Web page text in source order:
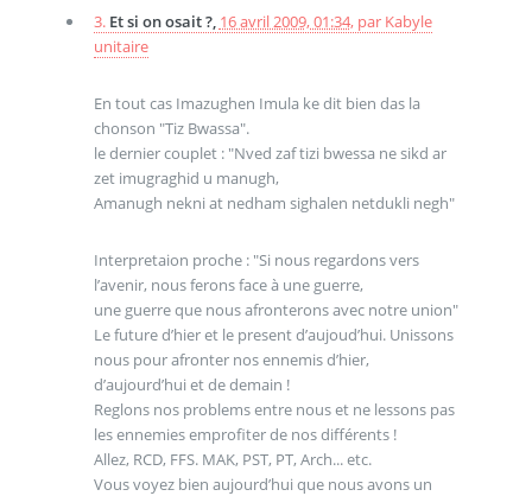
3. Et si on osait ?, 16 avril 2009, 01:34, par Kabyle
unitaire
En tout cas Imazughen Imula ke dit bien das la
chonson "Tiz Bwassa".
le dernier couplet : "Nved zaf tizi bwessa ne sikd ar
zet imugraghid u manugh,
Amanugh nekni at nedham sighalen netdukli negh"
Interpretaion proche : "Si nous regardons vers
l’avenir, nous ferons face à une guerre,
une guerre que nous afronterons avec notre union"
Le future d’hier et le present d’aujoud’hui. Unissons
nous pour afronter nos ennemis d’hier,
d’aujourd’hui et de demain !
Reglons nos problems entre nous et ne lessons pas
les ennemies emprofiter de nos différents !
Allez, RCD, FFS. MAK, PST, PT, Arch... etc.
Vous voyez bien aujourd’hui que nous avons un